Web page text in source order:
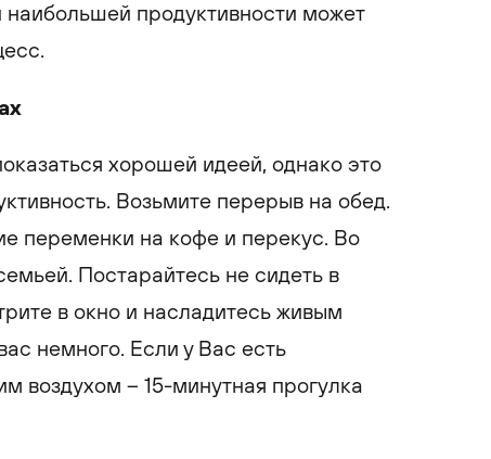
продуктивности может
хорошей идеей, однако это
Возьмите перерыв на обед.
переменки на кофе и перекус. Во
Постарайтесь не сидеть в
в окно и насладитесь живым
немного. Если у Вас есть
воздухом – 15-минутная прогулка